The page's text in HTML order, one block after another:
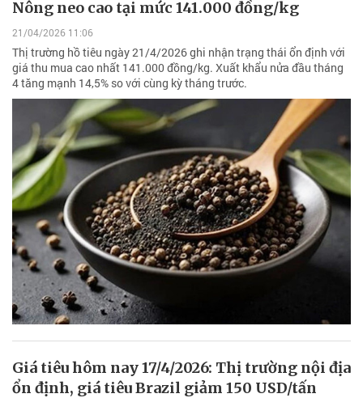
Nông neo cao tại mức 141.000 đồng/kg
21/04/2026 11:06
Thị trường hồ tiêu ngày 21/4/2026 ghi nhận trạng thái ổn định với
giá thu mua cao nhất 141.000 đồng/kg. Xuất khẩu nửa đầu tháng
4 tăng mạnh 14,5% so với cùng kỳ tháng trước.
Giá tiêu hôm nay 17/4/2026: Thị trường nội địa
ổn định, giá tiêu Brazil giảm 150 USD/tấn